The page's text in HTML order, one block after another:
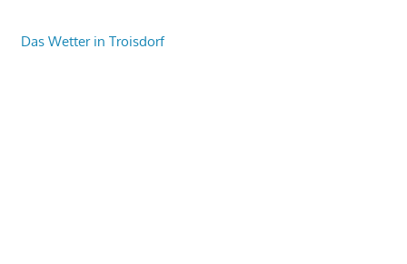
Das Wetter in Troisdorf